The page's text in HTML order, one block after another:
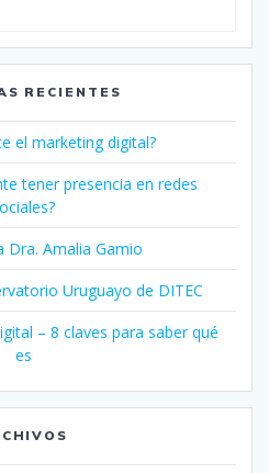
RECIENTES
el marketing digital?
tener presencia en redes
Dra. Amalia Gamio
Uruguayo de DITEC
– 8 claves para saber qué
es